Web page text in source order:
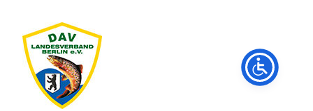
springen